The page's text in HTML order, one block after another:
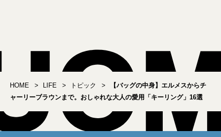
HOME LIFE トピック
【バッグの中身】エルメスからチ
ャーリーブラウンまで。おしゃれな大人の愛用「キーリング」16選